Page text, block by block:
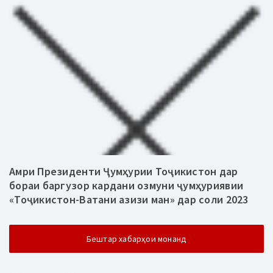
Амри Президенти Ҷумҳурии Тоҷикистон дар
бораи баргузор кардани озмуни ҷумҳуриявии
«Тоҷикистон-Ватани азизи ман» дар соли 2023
Бештар хабарҳои монанд